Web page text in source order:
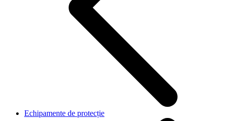
Echipamente de protecție